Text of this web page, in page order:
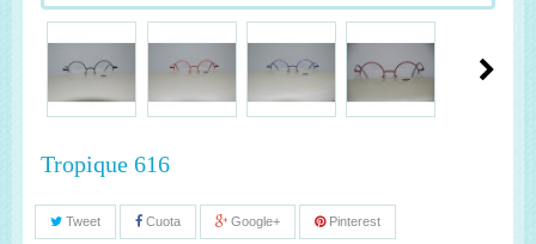
Tropique 616
Tweet Cuota Google+ Pinterest